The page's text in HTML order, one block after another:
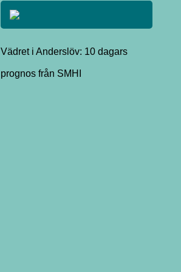
Vädret i Anderslöv: 10 dagars
prognos från SMHI